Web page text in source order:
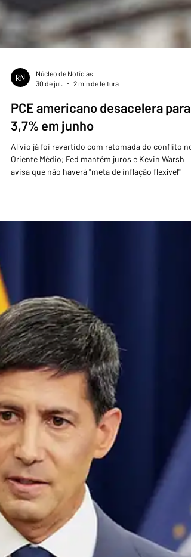
30 de jul.
2 min de leitura
PCE americano desacelera para
3,7% em junho
Alívio já foi revertido com retomada do conflito no